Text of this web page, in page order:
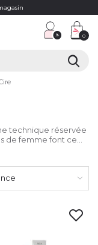
0
technique réservée
de femme font ce
et une